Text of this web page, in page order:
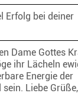
Erfolg bei deiner
Dame Gottes
ihr Lächeln
Energie der
Liebe